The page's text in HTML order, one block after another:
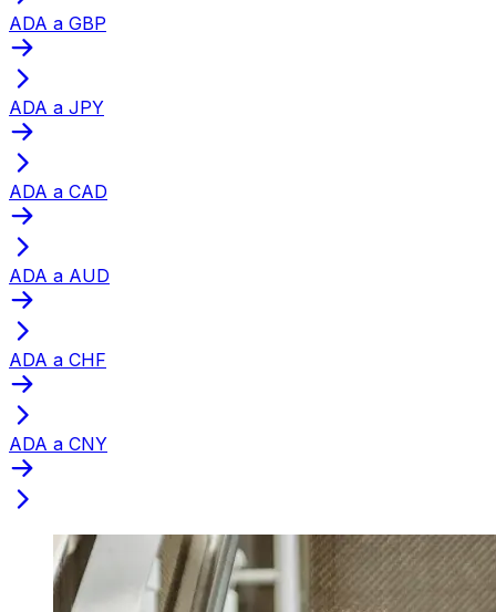
ADA a GBP
ADA a JPY
ADA a CAD
ADA a AUD
ADA a CHF
ADA a CNY